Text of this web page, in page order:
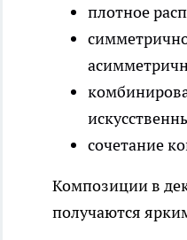
плотное
сочетание
Композиции в
получаются